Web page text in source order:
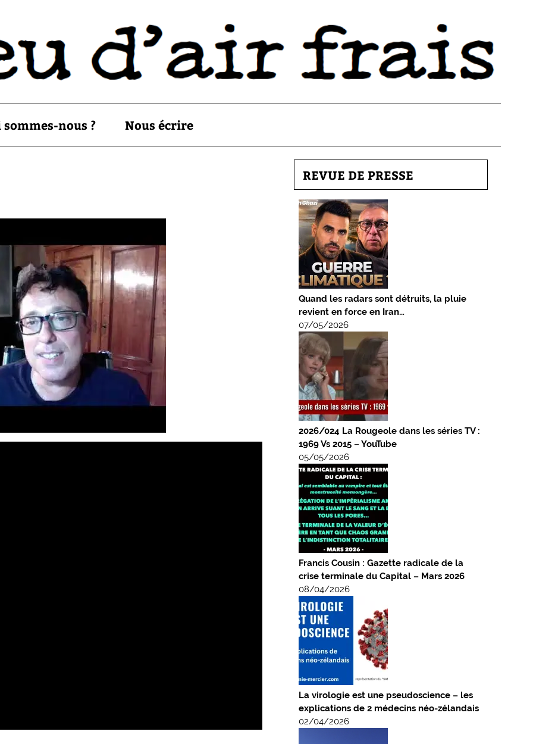
sommes-nous ? Nous écrire
REVUE DE PRESSE
Quand les radars sont détruits, la pluie
revient en force en Iran…
07/05/2026
2026/024 La Rougeole dans les séries TV :
1969 Vs 2015 – YouTube
05/05/2026
Francis Cousin : Gazette radicale de la
crise terminale du Capital – Mars 2026
08/04/2026
La virologie est une pseudoscience – les
explications de 2 médecins néo-zélandais
02/04/2026